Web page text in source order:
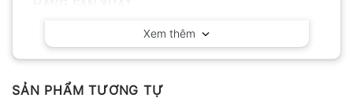
Xem thêm
SẢN PHẨM TƯƠNG TỰ